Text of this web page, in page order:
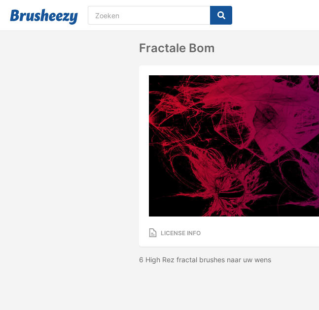
Fractale Bom
LICENSE INFO
6 High Rez fractal brushes naar uw wens